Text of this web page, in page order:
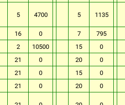
5 4700 5 1135
16 0 7
795
2 10500 15
0
21 0 20
0
21 0 15
0
21 0 20
0